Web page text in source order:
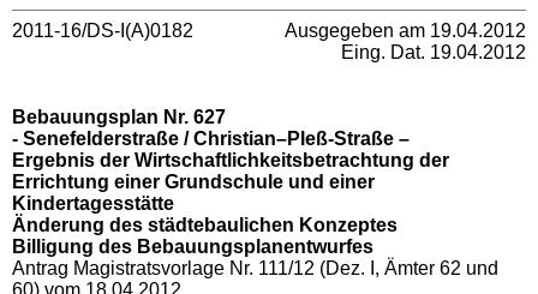
2011-16/DS-I(A)0182
Ausgegeben am 19.04.2012
Eing. Dat. 19.04.2012
Bebauungsplan Nr. 627
- Senefelderstraße / Christian–Pleß-Straße –
Ergebnis der Wirtschaftlichkeitsbetrachtung der
Errichtung einer Grundschule und einer
Kindertagesstätte
Änderung des städtebaulichen Konzeptes
Billigung des Bebauungsp lanentwurfes
Antrag Magistratsvorlage Nr. 111/12 (Dez. , Ämter 62 und
60) vom 18.04.2012